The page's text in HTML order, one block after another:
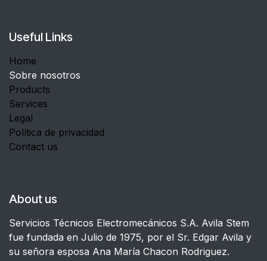
Useful Links
Home
Sobre nosotros
Products
Services
Legal
Política de privacidad
Contact us
About us
Servicios Técnicos Electromecánicos S.A. Avila Stem
fue fundada en Julio de 1975, por el Sr. Edgar Avila y
su señora esposa Ana María Chacon Rodriguez.